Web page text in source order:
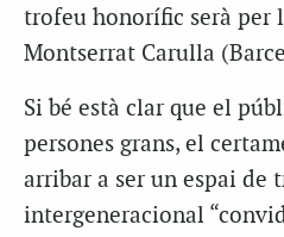
trofeu honorífic serà per
Montserrat Carulla
Si bé està clar que el
persones grans, el
arribar a ser un espai de
intergeneracional